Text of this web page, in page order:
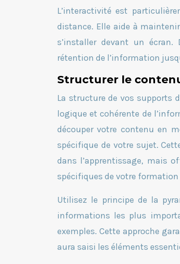
L’interactivité est
distance. Elle aide à
s’installer devant un
rétention de l’information
Structurer le
La structure de vos supports
logique et cohérente de
découper votre contenu en
spécifique de votre sujet.
dans l’apprentissage, mais
spécifiques de votre formation
Utilisez le principe de la
informations les plus
exemples. Cette approche
aura saisi les éléments